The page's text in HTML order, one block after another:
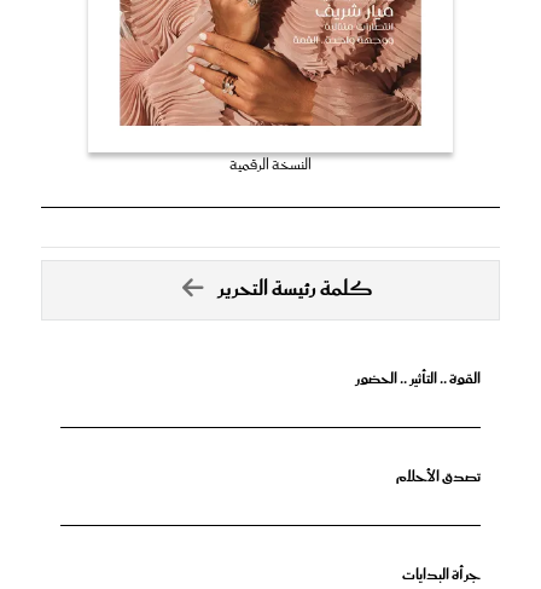
النسخة الرقمية
كلمة رئيسة التحرير
القوة .. التأثير .. الحضور
تصدق الأحلام
جرأة البدايات